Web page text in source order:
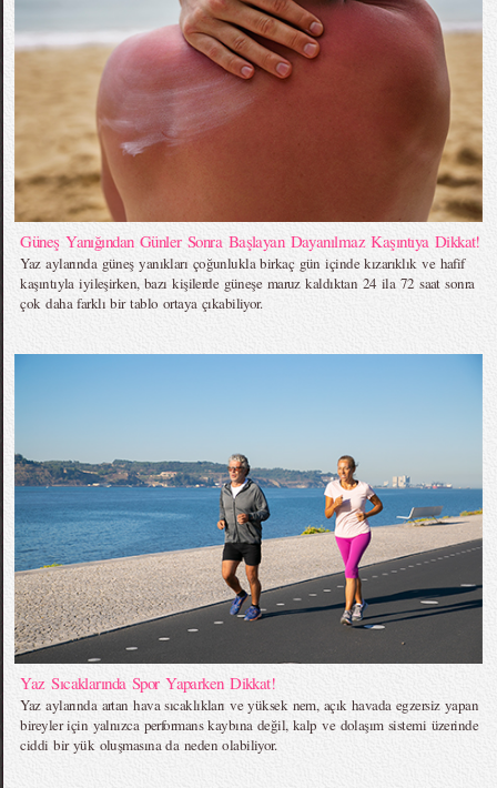
Güneş Yanığından Günler Sonra Başlayan Dayanılmaz Kaşıntıya Dikkat!
Yaz aylarında güneş yanıkları çoğunlukla birkaç gün içinde kızarıklık ve hafif
kaşıntıyla iyileşirken, bazı kişilerde güneşe maruz kaldıktan 24 ila 72 saat sonra
çok daha farklı bir tablo ortaya çıkabiliyor.
Yaz Sıcaklarında Spor Yaparken Dikkat!
Yaz aylarında artan hava sıcaklıkları ve yüksek nem, açık havada egzersiz yapan
bireyler için yalnızca performans kaybına değil, kalp ve dolaşım sistemi üzerinde
ciddi bir yük oluşmasına da neden olabiliyor.